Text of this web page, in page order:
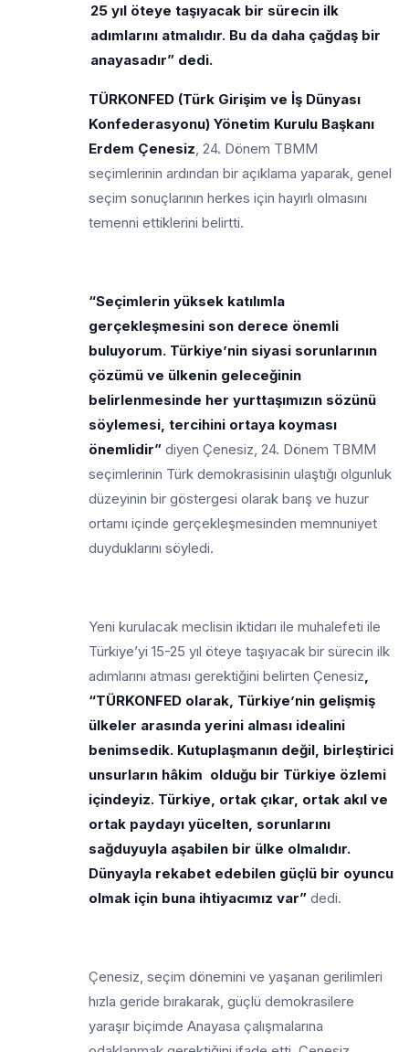
25 yıl öteye taşıyacak bir sürecin ilk
adımlarını atmalıdır. Bu da daha çağdaş bir
anayasadır” dedi.
TÜRKONFED (Türk Girişim ve İş Dünyası
Konfederasyonu) Yönetim Kurulu Başkanı
Erdem Çenesiz , 24. Dönem TBMM
seçimlerinin ardından bir açıklama yaparak, genel
seçim sonuçlarının herkes için hayırlı olmasını
temenni ettiklerini belirtti.
“Seçimlerin yüksek katılımla
gerçekleşmesini son derece önemli
buluyorum. Türkiye’nin siyasi sorunlarının
çözümü ve ülkenin geleceğinin
belirlenmesinde her yurttaşımızın sözünü
söylemesi, tercihini ortaya koyması
önemlidir”diyen Çenesiz, 24. Dönem TBMM
seçimlerinin Türk demokrasisinin ulaştığı olgunluk
düzeyinin bir göstergesi olarak barış ve huzur
ortamı içinde gerçekleşmesinden memnuniyet
duyduklarını söyledi.
Yeni kurulacak meclisin iktidarı ile muhalefeti ile
Türkiye’yi 15-25 yıl öteye taşıyacak bir sürecin ilk
adımlarını atması gerektiğini belirten Çenesiz
“TÜRKONFED olarak, Türkiye’nin gelişmiş
ülkeler arasında yerini alması idealini
benimsedik. Kutuplaşmanın değil, birleştirici
unsurların hâkim olduğu bir Türkiye özlemi
içindeyiz. Türkiye, ortak çıkar, ortak akıl ve
ortak paydayı yücelten, sorunlarını
sağduyuyla aşabilen bir ülke olmalıdır.
Dünyayla rekabet edebilen güçlü bir oyuncu
olmak için buna ihtiyacımız var”dedi.
Çenesiz, seçim dönemini ve yaşanan gerilimleri
hızla geride bırakarak, güçlü demokrasilere
yaraşır biçimde Anayasa çalışmalarına